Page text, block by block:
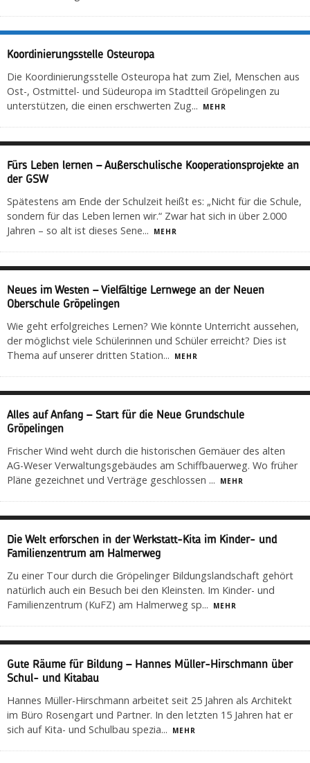
Koordinierungsstelle Osteuropa
Die Koordinierungsstelle Osteuropa hat zum Ziel, Menschen aus
Ost-, Ostmittel- und Südeuropa im Stadtteil Gröpelingen zu
unterstützen, die einen erschwerten Zug... MEHR
Fürs Leben lernen – Außerschulische Kooperationsprojekte an
der GSW
Spätestens am Ende der Schulzeit heißt es: „Nicht für die Schule,
sondern für das Leben lernen wir.“ Zwar hat sich in über 2.000
Jahren – so alt ist dieses Sene... MEHR
Neues im Westen – Vielfältige Lernwege an der Neuen
Oberschule Gröpelingen
Wie geht erfolgreiches Lernen? Wie könnte Unterricht aussehen,
der möglichst viele Schülerinnen und Schüler erreicht? Dies ist
Thema auf unserer dritten Station... MEHR
Alles auf Anfang – Start für die Neue Grundschule
Gröpelingen
Frischer Wind weht durch die historischen Gemäuer des alten
AG-Weser Verwaltungsgebäudes am Schiffbauerweg. Wo früher
Pläne gezeichnet und Verträge geschlossen ... MEHR
Die Welt erforschen in der Werkstatt-Kita im Kinder- und
Familienzentrum am Halmerweg
Zu einer Tour durch die Gröpelinger Bildungslandschaft gehört
natürlich auch ein Besuch bei den Kleinsten. Im Kinder- und
Familienzentrum (KuFZ) am Halmerweg sp... MEHR
Gute Räume für Bildung – Hannes Müller-Hirschmann über
Schul- und Kitabau
Hannes Müller-Hirschmann arbeitet seit 25 Jahren als Architekt
im Büro Rosengart und Partner. In den letzten 15 Jahren hat er
sich auf Kita- und Schulbau spezia... MEHR